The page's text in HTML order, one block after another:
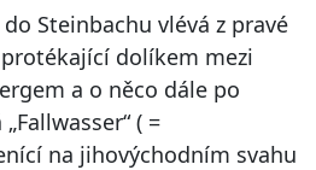
Steinbachu vlévá z pravé
dolíkem mezi
a o něco dále po
( =
na jihovýchodním svahu